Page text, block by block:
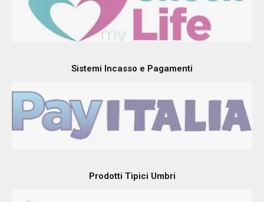
Sistemi Incasso e Pagamenti
Prodotti Tipici Umbri